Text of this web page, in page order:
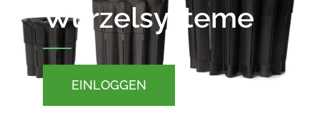
Wurzelsysteme
EINLOGGEN